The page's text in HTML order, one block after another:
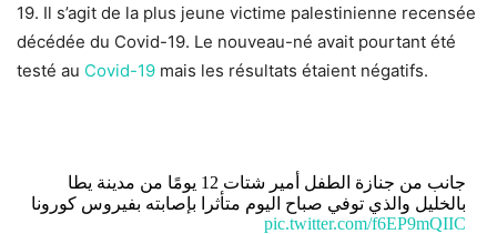
19. Il s’agit de la plus jeune victime palestinienne recensée
décédée du Covid-19. Le nouveau-né avait pourtant été
testé au Covid-19 mais les résultats étaient négatifs.
جانب من جنازة الطفل أمير شتات 12 يومًا من مدينة يطا
بالخليل والذي توفي صباح اليوم متأثرا بإصابته بفيروس كورونا
pic.twitter.com/f6EP9mQIIC